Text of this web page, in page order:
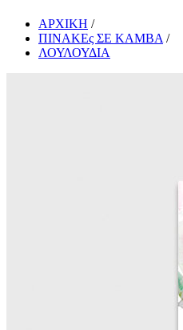
ΑΡΧΙΚΗ /
ΠΙΝΑΚΕς ΣΕ ΚΑΜΒΑ /
ΛΟΥΛΟΥΔΙΑ